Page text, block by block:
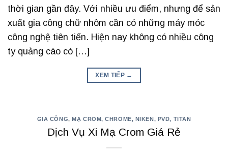
thời gian gần đây. Với nhiều ưu điểm, nhưng để sản
xuất gia công chữ nhôm cần có những máy móc
công nghệ tiên tiến. Hiện nay không có nhiều công
ty quảng cáo có […]
XEM TIẾP →
GIA CÔNG,MẠ CROM, CHROME, NIKEN, PVD, TITAN
Dịch Vụ Xi Mạ Crom Giá Rẻ